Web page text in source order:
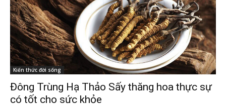
Kiến thức đời sống
Đông Trùng Hạ Thảo Sấy thăng hoa thực sự
có tốt cho sức khỏe